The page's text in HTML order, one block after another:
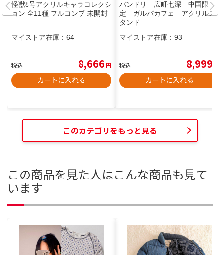
怪獣8号アクリルキャラコレクシ
ョン 全11種 フルコンプ 未開封
マイストア在庫： 64
税込 8,666円
カートに入れる
バンドリ 広町七深 中国限
定 ガルパカフェ アクリルス
タンド
マイストア在庫： 93
税込 8,999
カートに入れる
このカテゴリをもっと見る
この商品を見た人はこんな商品も見て
います